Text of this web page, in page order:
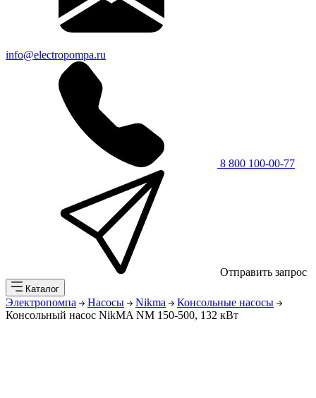
info@electropompa.ru
8 800 100-00-77
Отправить запрос
Каталог
Электропомпа Насосы Nikma
Консольные насосы
Консольный насос NikMA NM 150-500, 132 кВт